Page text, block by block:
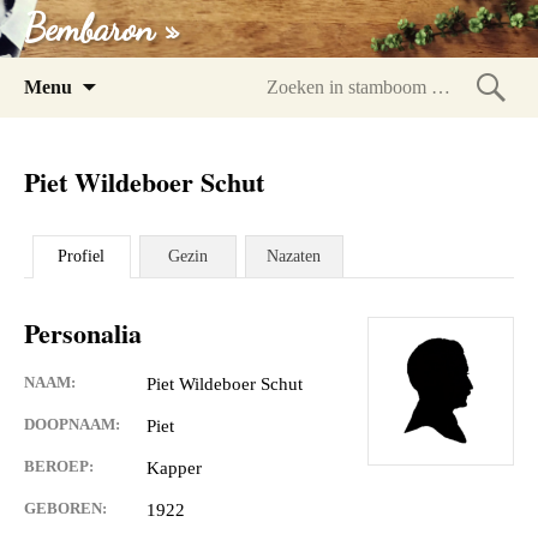
Bembaron »
Menu
Piet Wildeboer Schut
Profiel Gezin Nazaten
Personalia
NAAM: Piet Wildeboer Schut
DOOPNAAM: Piet
BEROEP: Kapper
GEBOREN: 1922